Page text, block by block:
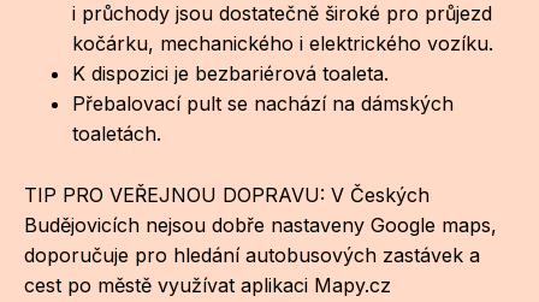
i průchody jsou dostatečně široké pro průjezd
kočárku, mechanického i elektrického vozíku.
K dispozici je bezbariérová toaleta.
Přebalovací pult se nachází na dámských
toaletách.
TIP PRO VEŘEJNOU DOPRAVU: V Českých
Budějovicích nejsou dobře nastaveny Google maps,
doporučuje pro hledání autobusových zastávek a
cest po městě využívat aplikaci Mapy.cz